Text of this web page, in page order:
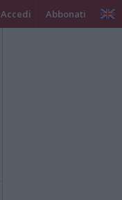
Accedi Abbonati